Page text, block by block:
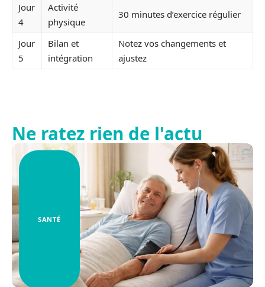
Jour
4
Activité
physique
30 minutes d’exercice régulier
Jour
5
Bilan et
intégration
Notez vos changements et
ajustez
Ne ratez rien de l'actu
SANTÉ